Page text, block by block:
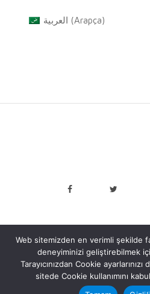
العربية (Arapça)
Genç İşi Kooperatif Creative
Web sitemizden en verimli şekilde
deneyiminizi geliştirebilmek
Tarayıcınızdan Cookie
sitede Cookie kullanımını